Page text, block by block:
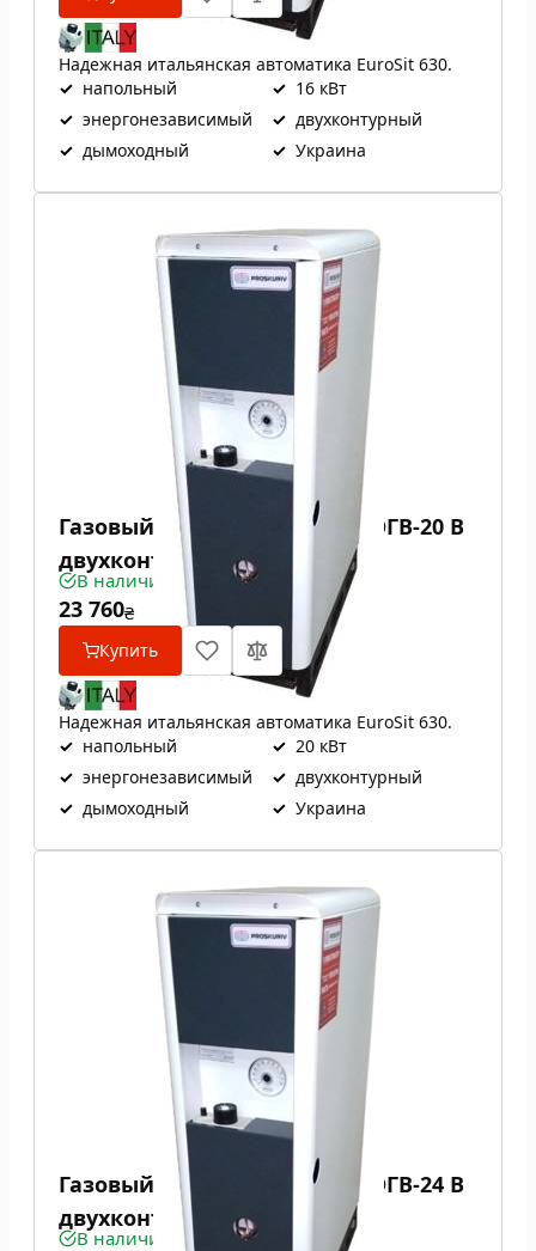
Надежная итальянская автоматика EuroSit 630.
✓ напольный ✓ 16 кВт
✓ энергонезависимый ✓ двухконтурный
✓ дымоходный ✓ Украина
Газовый котел Проскуров АОГВ-20 В
двухконтурный
В наличии
23 760₴
Купить
Надежная итальянская автоматика EuroSit 630.
✓ напольный ✓ 20 кВт
✓ энергонезависимый ✓ двухконтурный
✓ дымоходный ✓ Украина
Газовый котел Проскуров АОГВ-24 В
двухконтурный
В наличии